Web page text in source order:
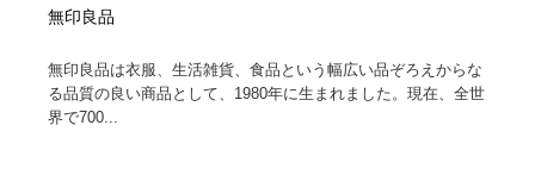
無印良品
無印良品は衣服、生活雑貨、食品という幅広い品ぞろえからな
る品質の良い商品として、1980年に生まれました。現在、全世
界で700...